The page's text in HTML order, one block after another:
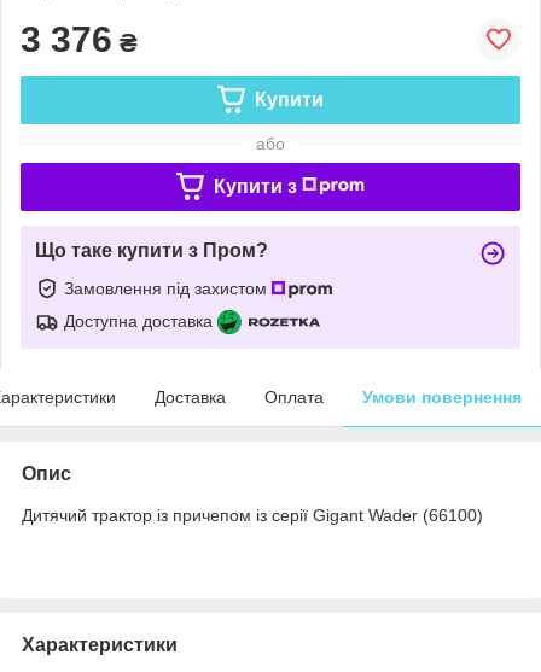
3 376 ₴
Купити
або
Купити з
Що таке купити з Пром?
Замовлення під захистом
Доступна доставка
Доставка Оплата Умови повернення
Опис
Дитячий трактор із причепом із серії Gigant Wader (66100)
Характеристики